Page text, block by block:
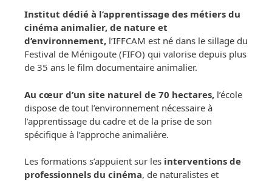
Institut dédié à l’apprentissage des métiers du
cinéma animalier, de nature et
d’environnement, l’IFFCAM est né dans le sillage du
Festival de Ménigoute (FIFO) qui valorise depuis plus
de 35 ans le film documentaire animalier.
Au cœur d’un site naturel de 70 hectares, l’école
dispose de tout l’environnement nécessaire à
l’apprentissage du cadre et de la prise de son
spécifique à l’approche animalière.
Les formations s’appuient sur les interventions de
professionnels du cinéma, de naturalistes et